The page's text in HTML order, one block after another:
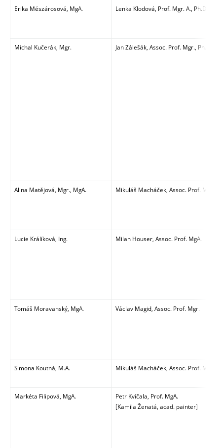
Erika Mészárosová, MgA. Lenka Klodová, Prof. Mgr. A., Ph.D.
Michal Kučerák, Mgr. Jan Zálešák, Assoc. Prof. Mgr., Ph.D.
Alina Matějová, Mgr., MgA. Mikuláš Macháček, Assoc. Prof. MgA.
Lucie Králíková, Ing. Milan Houser, Assoc. Prof. MgA.
Tomáš Moravanský, MgA. Václav Magid, Assoc. Prof. Mgr.
Simona Koutná, M.A. Mikuláš Macháček, Assoc. Prof. MgA.
Markéta Filipová, MgA.
Petr Kvíčala, Prof. MgA.
[Kamila Ženatá, acad. painter]